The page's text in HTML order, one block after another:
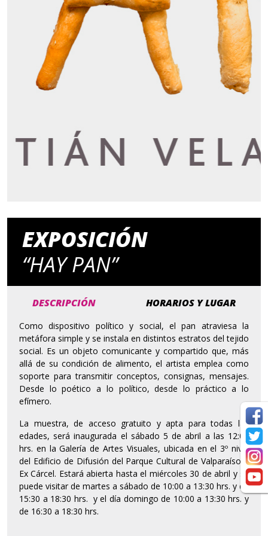
EXPOSICIÓN
“HAY PAN”
DESCRIPCIÓN HORARIOS Y LUGAR
Como dispositivo político y social, el pan atraviesa la
metáfora simple y se instala en distintos estratos del tejido
social. Es un objeto comunicante y compartido que, más
allá de su condición de alimento, el artista emplea como
soporte para transmitir conceptos, consignas, mensajes.
Desde lo poético a lo político, desde lo práctico a lo
efímero.
La muestra, de acceso gratuito y apta para todas las
edades, será inaugurada el sábado 5 de abril a las 12:00
hrs. en la Galería de Artes Visuales, ubicada en el 3º nivel
del Edificio de Difusión del Parque Cultural de Valparaíso –
Ex Cárcel. Estará abierta hasta el miércoles 30 de abril y se
puede visitar de martes a sábado de 10:00 a 13:30 hrs. y de
15:30 a 18:30 hrs. y el día domingo de 10:00 a 13:30 hrs. y
de 16:30 a 18:30 hrs.